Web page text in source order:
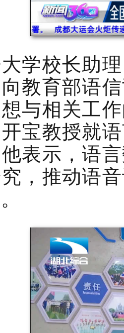
大学校长助
教育部语
与相关工
宝教授就
表示，语
，推动语